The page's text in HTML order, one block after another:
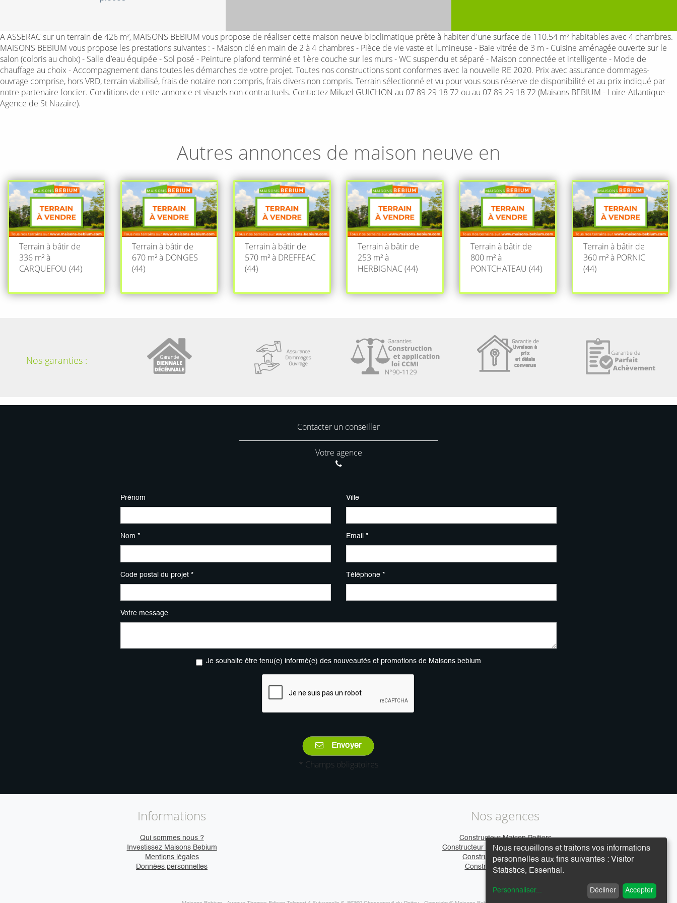
A ASSERAC sur un terrain de 426 m², MAISONS BEBIUM vous propose de réaliser cette maison neuve bioclimatique prête à habiter d'une surface de 110.54 m² habitables avec 4 chambres.
MAISONS BEBIUM vous propose les prestations suivantes : - Maison clé en main de 2 à 4 chambres - Pièce de vie vaste et lumineuse - Baie vitrée de 3 m - Cuisine aménagée ouverte sur le
salon (coloris au choix) - Salle d’eau équipée - Sol posé - Peinture plafond terminé et 1ère couche sur les murs - WC suspendu et séparé - Maison connectée et intelligente - Mode de
chauffage au choix - Accompagnement dans toutes les démarches de votre projet. Toutes nos constructions sont conformes avec la nouvelle RE 2020. Prix avec assurance dommages-
ouvrage comprise, hors VRD, terrain viabilisé, frais de notaire non compris, frais divers non compris. Terrain sélectionné et vu pour vous sous réserve de disponibilité et au prix indiqué par
notre partenaire foncier. Conditions de cette annonce et visuels non contractuels. Contactez Mikael GUICHON au 07 89 29 18 72 ou au 07 89 29 18 72 (Maisons BEBIUM - Loire-Atlantique -
Agence de St Nazaire).
Autres annonces de maison neuve en
Terrain à bâtir de
336 m² à
CARQUEFOU (44)
Terrain à bâtir de
670 m² à DONGES
(44)
Terrain à bâtir de
570 m² à DREFFEAC
(44)
Terrain à bâtir de
253 m² à
HERBIGNAC (44)
Terrain à bâtir de
800 m² à
PONTCHATEAU (44)
Terrain à bâtir de
360 m² à PORNIC
(44)
Nos garanties :
Contacter un conseiller
Votre agence
Prénom Ville
Nom * Email *
Code postal du projet * Téléphone *
Votre message
Je souhaite être tenu(e) informé(e) des nouveautés et promotions de Maisons bebium
Envoyer
* Champs obligatoires
Informations
Qui sommes nous ?
Investissez Maisons Bebium
Mentions légales
Données personnelles
Nos agences
Constructeur Maison Poitiers
Constructeur Maison Clermont-Ferrand
Constructeur Maison Caen
Constructeur Maison Vire
Nous recueillons et traitons vos informations
personnelles aux fins suivantes : Visitor
Statistics, Essential .
Personnaliser... Décliner Accepter